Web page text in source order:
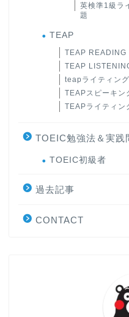
英検準1級ラ
題
TEAP
TEAP READING
TEAP
teapライティング
TEAPスピーキン
TEAPライティン
TOEIC勉強法＆実践
TOEIC初級者
過去記事
CONTACT
大